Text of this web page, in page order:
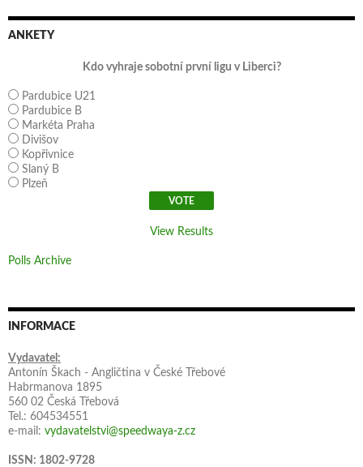
ANKETY
Kdo vyhraje sobotní první ligu v Liberci?
Pardubice U21
Pardubice B
Markéta Praha
Divišov
Kopřivnice
Slaný B
Plzeň
View Results
Polls Archive
INFORMACE
Vydavatel:
Antonín Škach - Angličtina v České Třebové
Habrmanova 1895
560 02 Česká Třebová
Tel.: 604534551
e-mail: vydavatelstvi@speedwaya-z.cz
ISSN: 1802-9728